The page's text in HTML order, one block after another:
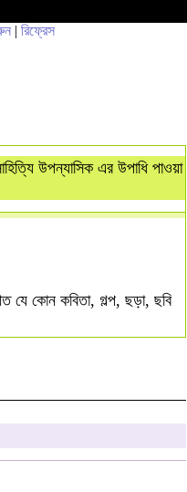
| রিফ্রেস
উপন্যাসিক এর উপাধি পাওয়া
যে কোন কবিতা, গল্প, ছড়া, ছবি